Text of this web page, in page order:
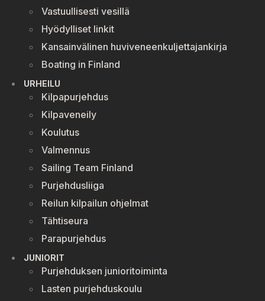
Vastuullisesti vesillä
Hyödylliset linkit
Kansainvälinen huviveneenkuljettajankirja
Boating in Finland
URHEILU
Kilpapurjehdus
Kilpaveneily
Koulutus
Valmennus
Sailing Team Finland
Purjehdusliiga
Reilun kilpailun ohjelmat
Tähtiseura
Parapurjehdus
JUNIORIT
Purjehduksen junioritoiminta
Lasten purjehduskoulu